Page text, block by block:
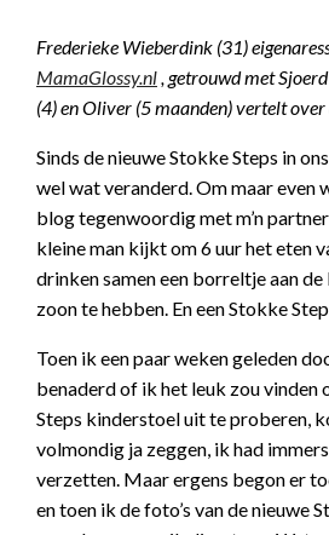
Frederieke Wieberdink (31)
MamaGlossy.nl, getrouwd met
(4) en Oliver (5 maanden) vertelt
Sinds de nieuwe Stokke Steps in
wel wat veranderd. Om maar even
blog tegenwoordig met m’n
kleine man kijkt om 6 uur het eten
drinken samen een borreltje aan de
zoon te hebben. En een Stokke
Toen ik een paar weken geleden
benaderd of ik het leuk zou vinden
Steps kinderstoel uit te proberen,
volmondig ja zeggen, ik had
verzetten. Maar ergens begon er
en toen ik de foto’s van de nieuwe